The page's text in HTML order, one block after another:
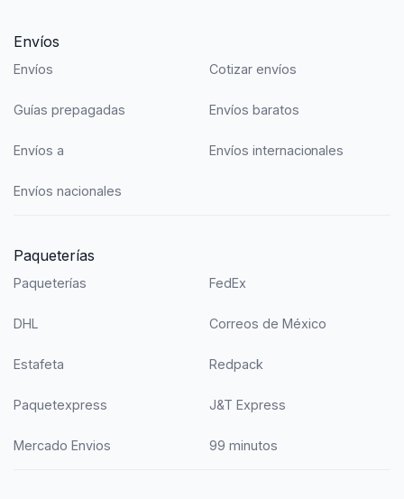
Envíos
Envíos Cotizar envíos
Guías prepagadas Envíos baratos
Envíos a Envíos internacionales
Envíos nacionales
Paqueterías
Paqueterías FedEx
DHL Correos de México
Estafeta Redpack
Paquetexpress J&T Express
Mercado Envios 99 minutos